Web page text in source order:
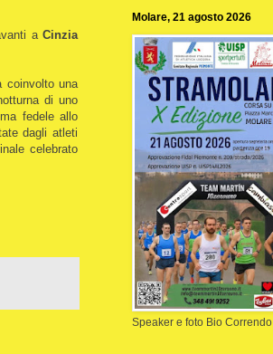
a Cinzia
coinvolto una
di uno
fedele allo
dagli atleti
celebrato
Molare, 21 agosto 2026
Speaker e foto Bio Correndo